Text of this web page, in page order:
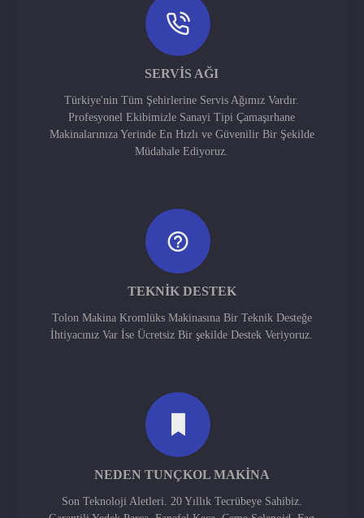
SERVIS AĞI
Türkiye'nin Tüm Şehirlerine Servis Ağımız Vardır.
Profesyonel Ekibimizle Sanayi Tipi Çamaşırhane
Makinalarınıza Yerinde En Hızlı ve Güvenilir Bir Şekilde
Müdahale Ediyoruz.
TEKNIK DESTEK
Tolon Makina Kromlüks Makinasına Bir Teknik Desteğe
İhtiyacınız Var İse Ücretsiz Bir şekilde Destek Veriyoruz.
NEDEN TUNÇKOL MAKINA
Son Teknoloji Aletleri. 20 Yıllık Tecrübeye Sahibiz.